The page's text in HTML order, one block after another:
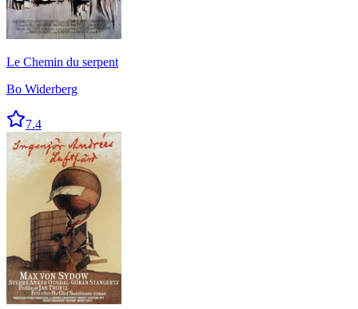
Le Chemin du serpent
Bo Widerberg
7.4